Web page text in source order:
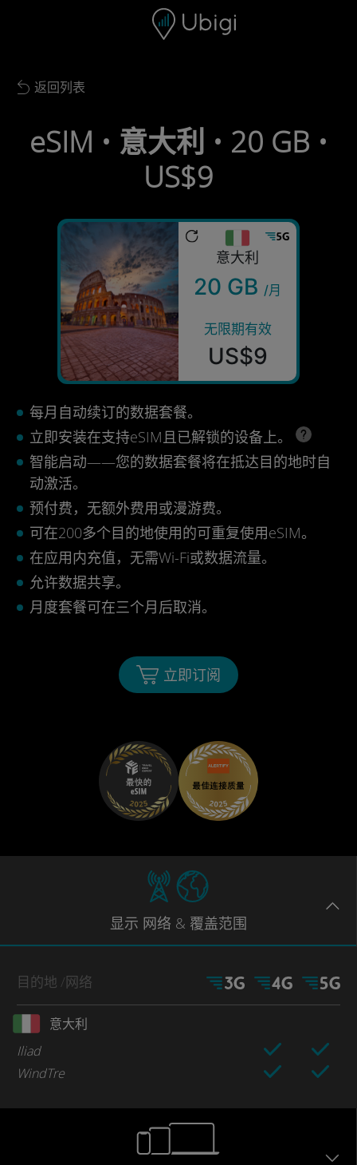
Back to list
返回列表
eSIM • 意大利 • 20 GB •
US$9
意大利
20 GB /月
无限期有效
US$9
每月自动续订的数据套餐。
立即安装在支持eSIM且已解锁的设备上。
智能启动——您的数据套餐将在抵达目的地时自
动激活。
预付费，无额外费用或漫游费。
可在200多个目的地使用的可重复使用eSIM。
在应用内充值，无需Wi-Fi或数据流量。
允许数据共享。
月度套餐可在三个月后取消。
立即订阅
显示 网络 & 覆盖范围
目的地 /网络
意大利
Iliad
WindTre